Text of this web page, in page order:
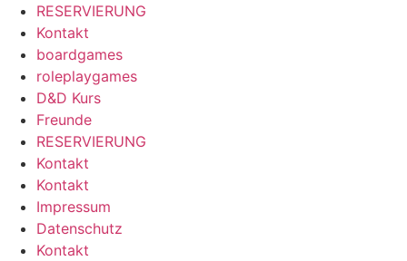
RESERVIERUNG
Kontakt
boardgames
roleplaygames
D&D Kurs
Freunde
RESERVIERUNG
Kontakt
Kontakt
Impressum
Datenschutz
Kontakt